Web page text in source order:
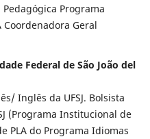
Pedagógica Programa
Coordenadora Geral
Federal de São João del
Inglês da UFSJ. Bolsista
(Programa Institucional de
PLA do Programa Idiomas